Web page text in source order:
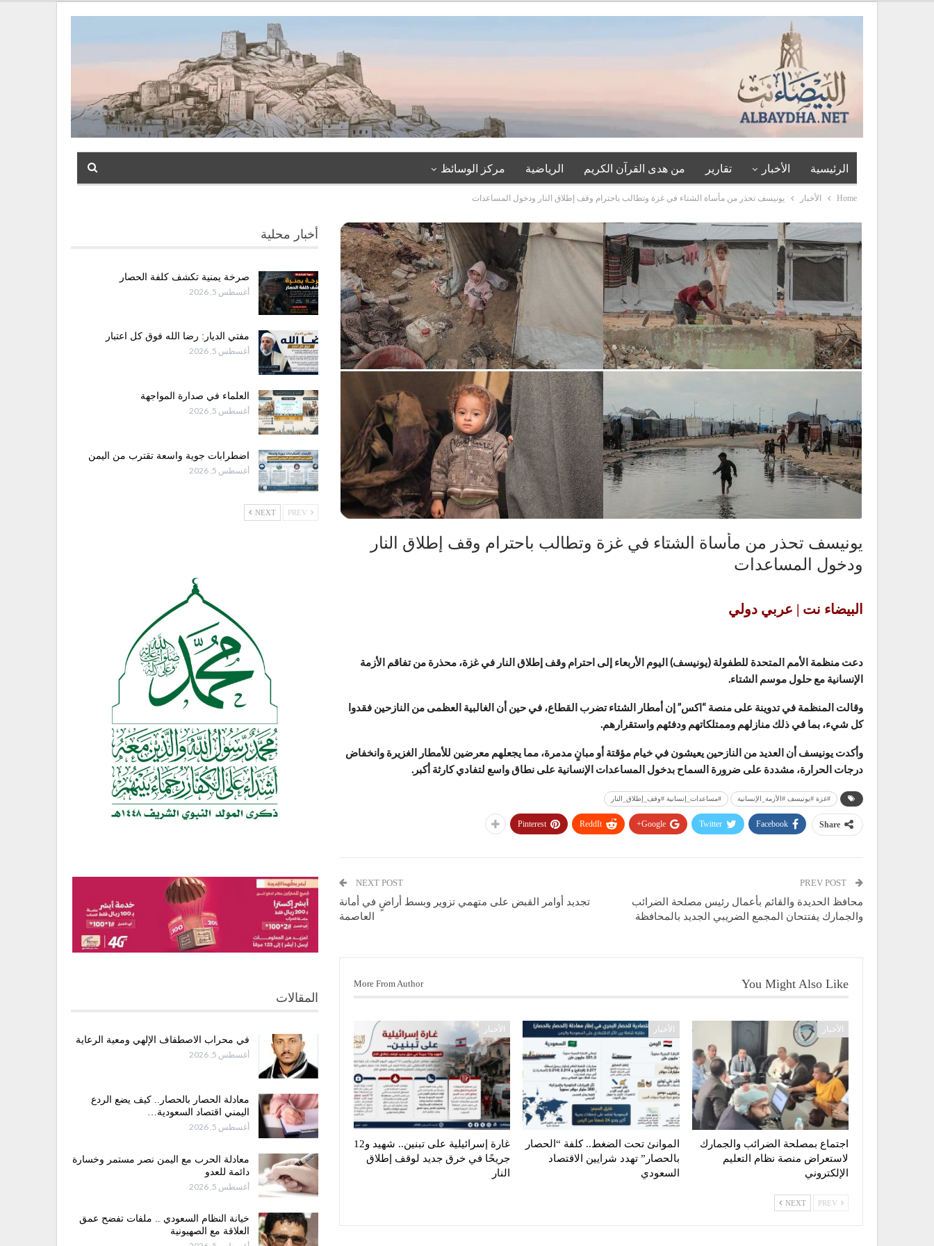
الرئيسية الأخبار تقارير من هدى القرآن الكريم الرياضية مركز الوسائظ
Home الأخبار يونيسف تحذر من مأساة الشتاء في غزة وتطالب باحترام وقف إطلاق النار ودخول المساعدات
يونيسف تحذر من مأساة الشتاء في غزة وتطالب باحترام وقف إطلاق النار
ودخول المساعدات
البيضاء نت | عربي دولي
دعت منظمة الأمم المتحدة للطفولة (يونيسف) اليوم الأربعاء إلى احترام وقف إطلاق النار في غزة، محذرة من تفاقم الأزمة
الإنسانية مع حلول موسم الشتاء.
وقالت المنظمة في تدوينة على منصة “اكس” إن أمطار الشتاء تضرب القطاع، في حين أن الغالبية العظمى من النازحين فقدوا
كل شيء، بما في ذلك منازلهم وممتلكاتهم ودفئهم واستقرارهم.
وأكدت يونيسف أن العديد من النازحين يعيشون في خيام مؤقتة أو مبانٍ مدمرة، مما يجعلهم معرضين للأمطار الغزيرة وانخفاض
درجات الحرارة، مشددة على ضرورة السماح بدخول المساعدات الإنسانية على نطاق واسع لتفادي كارثة أكبر.
#غزة #يونيسف #الأزمة_الإنسانية #مساعدات_إنسانية #وقف_إطلاق_النار
Share
Facebook
Twitter
Google+
ReddIt
Pinterest
محافظ الحديدة والقائم بأعمال رئيس مصلحة الضرائب
والجمارك يفتتحان المجمع الضريبي الجديد بالمحافظة
NEXT POST
تجديد أوامر القبض على متهمي تزوير وبسط أراضٍ في أمانة
العاصمة
You Might Also Like
More From Author
الأخبار
اجتماع بمصلحة الضرائب والجمارك
لاستعراض منصة نظام التعليم
الإلكتروني
الأخبار
الموانئ تحت الضغط.. كلفة “الحصار
بالحصار” تهدد شرايين الاقتصاد
السعودي
الأخبار
غارة إسرائيلية على تبنين.. شهيد و12
جريحًا في خرق جديد لوقف إطلاق
النار
NEXT
أخبار محلية
صرخة يمنية تكشف كلفة الحصار
أغسطس 5, 2026
مفتي الديار: رضا الله فوق كل اعتبار
أغسطس 5, 2026
العلماء في صدارة المواجهة
أغسطس 5, 2026
اضطرابات جوية واسعة تقترب من اليمن
أغسطس 5, 2026
NEXT
المقالات
في محراب الاصطفاف الإلهي ومعية الرعاية
أغسطس 5, 2026
معادلة الحصار بالحصار.. كيف يضع الردع
اليمني اقتصاد السعودية…
أغسطس 5, 2026
معادلة الحرب مع اليمن نصر مستمر وخسارة
دائمة للعدو
أغسطس 5, 2026
خيانة النظام السعودي .. ملفات تفضح عمق
العلاقة مع الصهيونية